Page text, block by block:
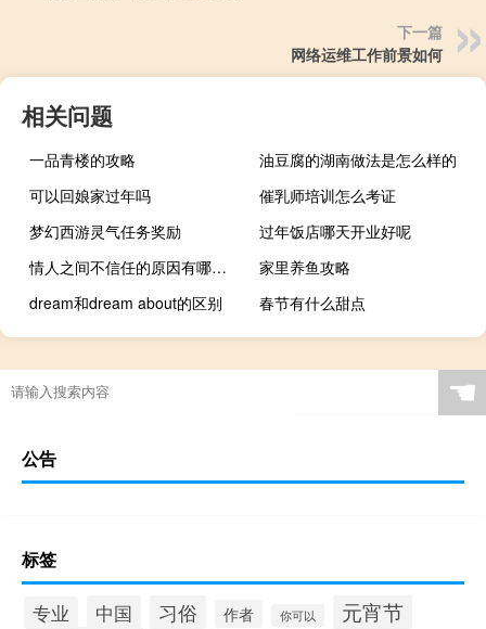
下一篇
网络运维工作前景如何
相关问题
一品青楼的攻略
油豆腐的湖南做法是怎么样的
可以回娘家过年吗
催乳师培训怎么考证
梦幻西游灵气任务奖励
过年饭店哪天开业好呢
情人之间不信任的原因有哪些 情人之间的情人完整版
家里养鱼攻略
dream和dream about的区别
春节有什么甜点
☚
公告
标签
专业 中国 习俗 作者 你可以 元宵节